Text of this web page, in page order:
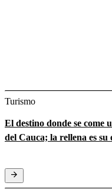
Turismo
El destino donde se come
del Cauca; la rellena es su